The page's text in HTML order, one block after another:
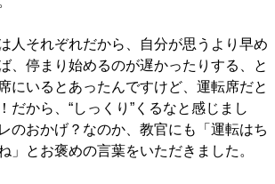
人それぞれだから、自分が思うより早め
、停まり始めるのが遅かったりする、と
にいるとあったんですけど、運転席だと
だから、“しっくり”くるなと感じまし
のおかげ？なのか、教官にも「運転はち
」とお褒めの言葉をいただきました。